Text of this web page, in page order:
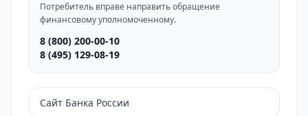
Потребитель вправе направить обращение
финансовому уполномоченному.
8 (800) 200-00-10
8 (495) 129-08-19
Сайт Банка России